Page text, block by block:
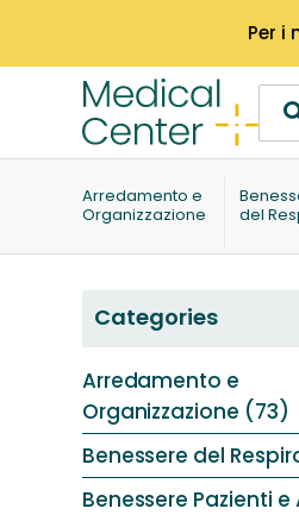
Per i
Arredamento e
Organizzazione
del
Categories
Arredamento e
Organizzazione (73)
Benessere del
Benessere Pazienti e